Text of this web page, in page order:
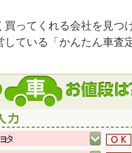
買ってくれる会社を見つ
している「かんたん車査